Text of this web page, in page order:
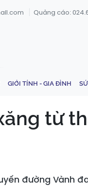
Quảng cáo:
GIỚI TÍNH - GIA ĐÌNH
từ
đường Vành